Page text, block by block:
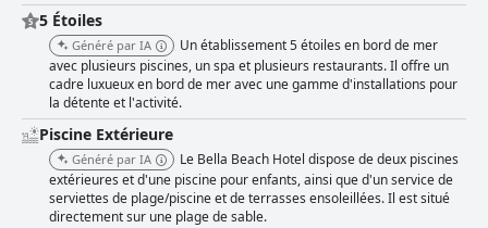
5 Étoiles
Généré par IA
Un établissement 5 étoiles en bord de mer
avec plusieurs piscines, un spa et plusieurs restaurants. Il offre un
cadre luxueux en bord de mer avec une gamme d'installations pour
la détente et l'activité.
Piscine Extérieure
Généré par IA
Le Bella Beach Hotel dispose de deux piscines
extérieures et d'une piscine pour enfants, ainsi que d'un service de
serviettes de plage/piscine et de terrasses ensoleillées. Il est situé
directement sur une plage de sable.